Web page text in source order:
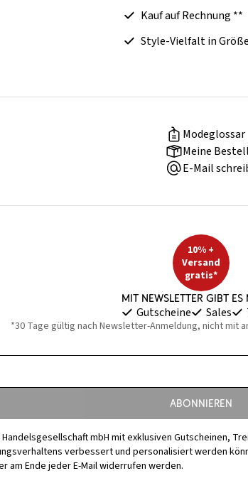
Kauf auf Rechnung **
Style-Vielfalt in
Modeglossar
Meine
E-Mail
10% +
Versand
gratis*
Mit Newsletter gibt es
Gutscheine Sales
*30 Tage gültig nach Newsletter-Anmeldung, nicht mit
Abonnieren
mbH mit exklusiven Gutscheinen,
verbessert und personalisiert werden
am Ende jeder E-Mail widerrufen werden.